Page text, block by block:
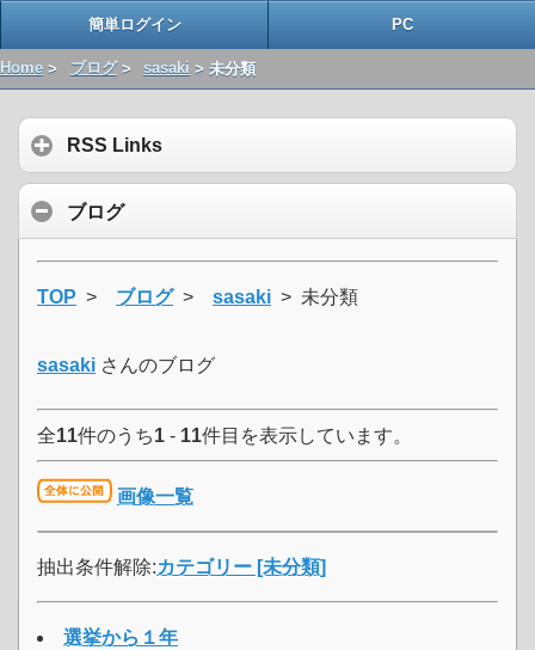
簡単ログイン PC
Home > ブログ> sasaki > 未分類
RSS Links
ブログ
TOP > ブログ> sasaki > 未分類
sasaki さんのブログ
全11件のうち1 - 11件目を表示しています。
画像一覧
抽出条件解除:カテゴリー [未分類]
選挙から１年